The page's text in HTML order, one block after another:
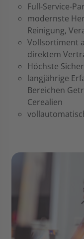
Full-Service-
modernste
Reinigung,
Vollsortiment
direktem
Höchste
langjährige
Bereichen
Cerealien